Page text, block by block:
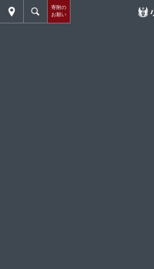
寄附の
お願い